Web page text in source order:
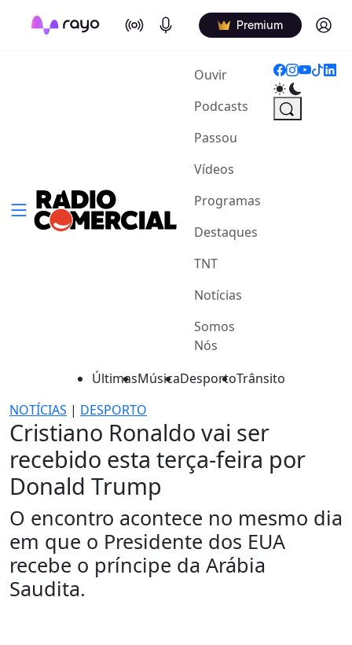
On Air Podcasts Premium Log in
Ouvir(current)
Podcasts
Passou
Vídeos
Programas
Destaques
TNT
Notícias
Somos
Nós
ÚltimasMúsicaDesportoTrânsito
NOTÍCIAS | DESPORTO
Cristiano Ronaldo vai ser
recebido esta terça-feira por
Donald Trump
O encontro acontece no mesmo dia
em que o Presidente dos EUA
recebe o príncipe da Arábia
Saudita.